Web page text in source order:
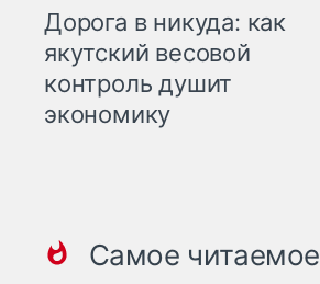
Дорога в никуда: как
якутский весовой
контроль душит
экономику
Самое читаемое